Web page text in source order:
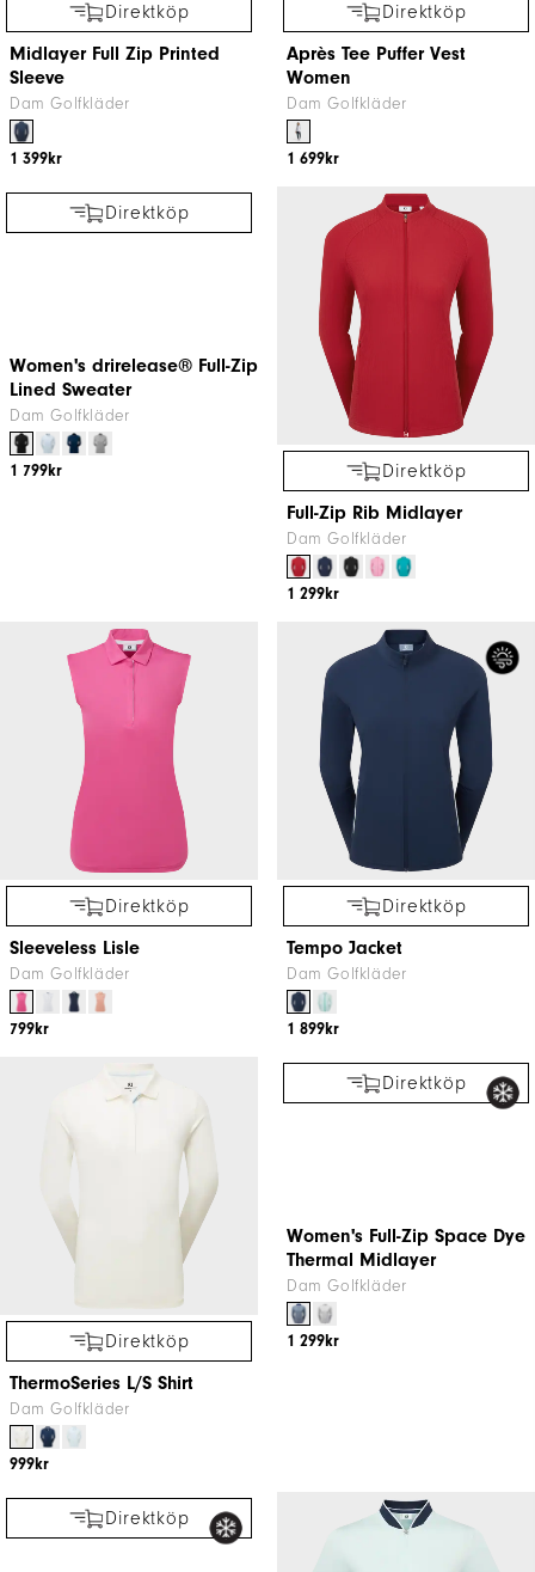
Direktköp
Midlayer Full Zip Printed
Sleeve
Dam Golfkläder
1 399kr
Direktköp
Après Tee Puffer Vest
Women
Dam Golfkläder
1 699kr
Direktköp
Full-Zip Rib Midlayer
Dam Golfkläder
1 299kr
Direktköp
Sleeveless Lisle
Dam Golfkläder
Direktköp
Tempo Jacket
Dam Golfkläder
Direktköp
ThermoSeries L/S Shirt
Dam Golfkläder